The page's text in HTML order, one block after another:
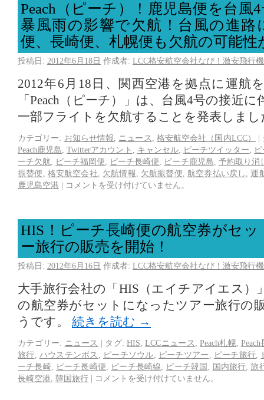
Peach（ピーチ）！鹿児島便を台風
暴風雨の影響で欠航！台風の進路
便、長崎便、札幌便も欠航の可能性
投稿日: 2012年6月18日 作成者: LCC格安航空会社なび！激安飛行
2012年6月18日、関西空港を拠点に運航
「Peach（ピーチ）」は、台風4号の接近
一部フライトを欠航することを発表しま
カテゴリー: お知らせ情報 ニュース 格安航空会社（国内LCC） |
Peach鹿児島 ,Twitterアカウント キャンセル, ピーチツイッター
ーチ欠航
ピーチ福岡便 ピーチ長崎便 ピーチ鹿児島 予約取り消
振替便
格安航空会社 欠航情報 欠航振替便 航空券払い戻し ,運
鹿児島空港 | コメントを受け付けていません。
HIS！ピーチ長崎便の航空券がセ
ー旅行の販売を開始！
投稿日: 2012年6月16日 作成者: LCC格安航空会社なび！激安飛行
大手旅行会社の「HIS（エイチアイエス）
の航空券がセットになったツアー旅行の
うです。 続きを読む →
カテゴリー: ニュース | タグ: HIS ,LCCニュース ,Peach札幌,
旅行 ハウステンボス ピーチソウル ピーチツアー ピーチ旅行
ーチ長崎, ピーチ長崎便 ピーチ長崎線 ピーチ韓国 国内旅行 ,旅
長崎空港 韓国旅行 | コメントを受け付けていません。